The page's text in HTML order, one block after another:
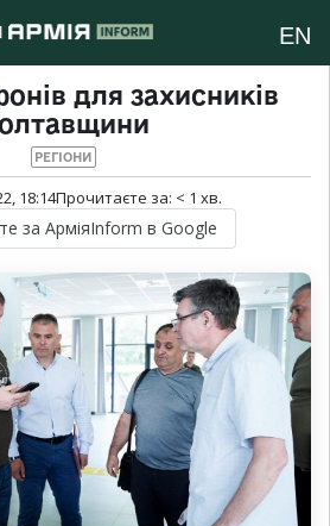
EN
для захисників
РЕГІОНИ
18:14Прочитаєте за: < 1 хв.
за АрміяInform в Google